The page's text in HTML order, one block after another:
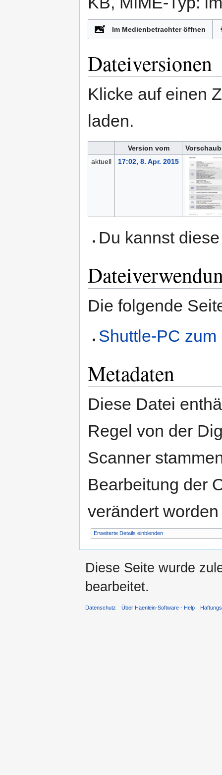
Im Medienbetrachter öffnen
Dateiversionen
Klicke auf einen
laden.
Version vom
aktuell
17:02, 8. Apr. 2015
Du kannst
Die folgende
Shuttle-PC
Metadaten
Diese Datei
Regel von der
Scanner
Bearbeitung der
verändert
Erweiterte Details einblenden
Diese Seite wurde
bearbeitet.
Datenschutz Über Haenlein-Software - Help